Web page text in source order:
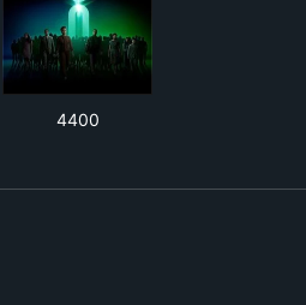
4400